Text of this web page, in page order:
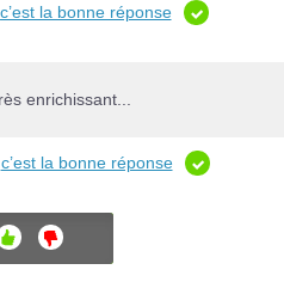
c’est la bonne réponse
enrichissant...
c’est la bonne réponse
NON